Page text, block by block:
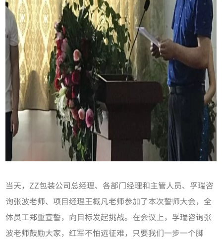
当天，ZZ包装公司总经理、各部门经理和主管人员、孚瑞咨
询张波老师、项目经理王概凡老师参加了本次誓师大会，全
体员工郑重宣誓，向目标发起挑战。在会议上，孚瑞咨询张
波老师鼓励大家，红军不怕远征难，只要我们一步一个脚